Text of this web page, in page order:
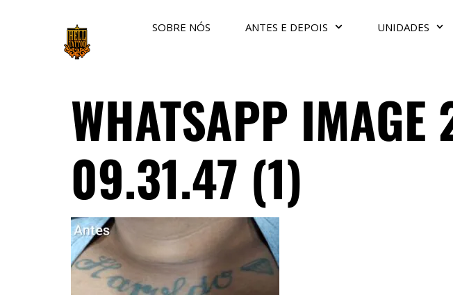
SOBRE NÓS ANTES E DEPOIS UNIDADES
WHATSAPP
09.31.47 (1)